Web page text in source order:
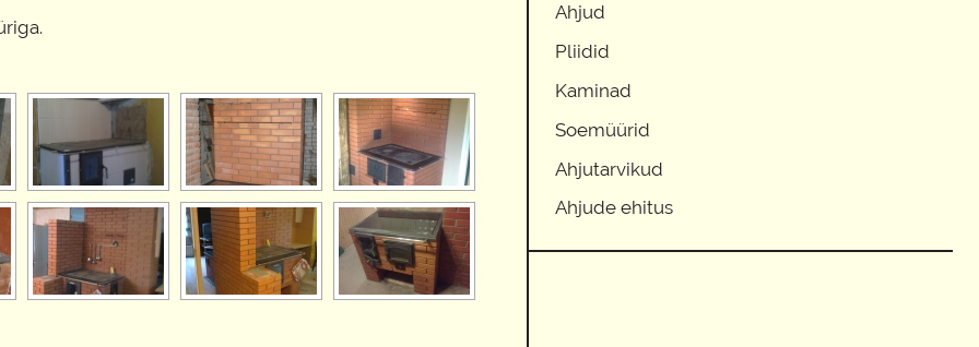
Ahjud
Pliidid
Kaminad
Soemüürid
Ahjutarvikud
Ahjude ehitus